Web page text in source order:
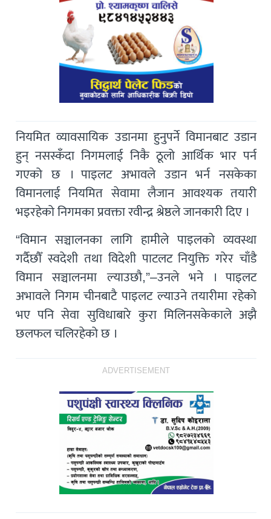
नियमित व्यावसायिक उडानमा हुनुपर्ने विमानबाट उडान
हुन् नसस्कँदा निगमलाई निकै ठूलो आर्थिक भार पर्न
गएको छ । पाइलट अभावले उडान भर्न नसकेका
विमानलाई नियमित सेवामा लैजान आवश्यक तयारी
भइरहेको निगमका प्रवक्ता रवीन्द्र श्रेष्ठले जानकारी दिए ।
“विमान सञ्चालनका लागि हामीले पाइलको व्यवस्था
गर्दैछौँ स्वदेशी तथा विदेशी पाटलट नियुक्ति गरेर चाँडै
विमान सञ्चालनमा ल्याउछौ,”–उनले भने । पाइलट
अभावले निगम चीनबाटै पाइलट ल्याउने तयारीमा रहेको
भए पनि सेवा सुविधाबारे कुरा मिलिनसकेकाले अझै
छलफल चलिरहेको छ ।
ADVERTISEMENT